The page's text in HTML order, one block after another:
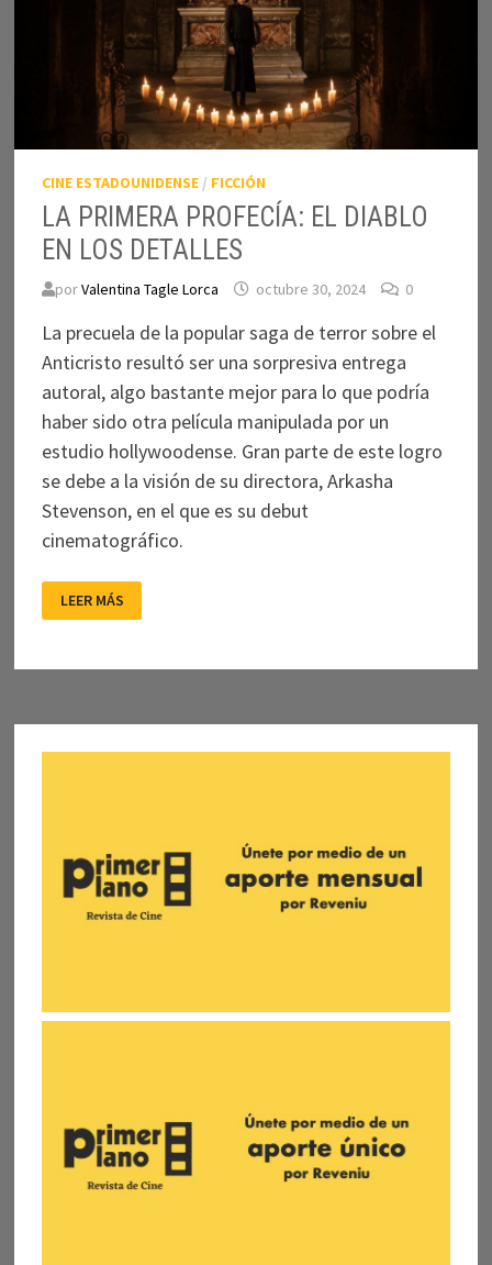
CINE ESTADOUNIDENSE/ FICCIÓN
LA PRIMERA PROFECÍA: EL DIABLO
EN LOS DETALLES
porValentina Tagle Lorca octubre 30, 2024 0
La precuela de la popular saga de terror sobre el
Anticristo resultó ser una sorpresiva entrega
autoral, algo bastante mejor para lo que podría
haber sido otra película manipulada por un
estudio hollywoodense. Gran parte de este logro
se debe a la visión de su directora, Arkasha
Stevenson, en el que es su debut
cinematográfico.
PRIMERA
PROFECÍA:
EN
LEER MÁS